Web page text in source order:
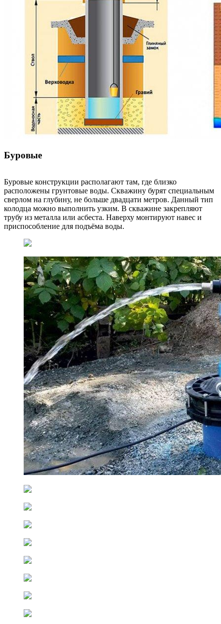
Буровые
Буровые конструкции располагают там, где близко
расположены грунтовые воды. Скважину бурят специальным
сверлом на глубину, не больше двадцати метров. Данный тип
колодца можно выполнить узким. В скважине закрепляют
трубу из металла или асбеста. Наверху монтируют навес и
приспособление для подъёма воды.